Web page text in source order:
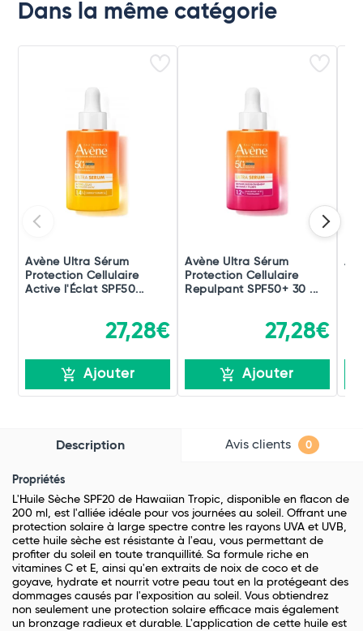
Dans la même catégorie
Avène Ultra Sérum
Protection Cellulaire
Active l'Éclat SPF50...
27,28€
Ajouter
Avène Ultra Sérum
Protection Cellulaire
Repulpant SPF50+ 30 ...
27,28€
Ajouter
Description Avis clients 0
Propriétés
L'Huile Sèche SPF20 de Hawaiian Tropic, disponible en flacon de
200 ml, est l'alliée idéale pour vos journées au soleil. Offrant une
protection solaire à large spectre contre les rayons UVA et UVB,
cette huile sèche est résistante à l'eau, vous permettant de
profiter du soleil en toute tranquillité. Sa formule riche en
vitamines C et E, ainsi qu'en extraits de noix de coco et de
goyave, hydrate et nourrit votre peau tout en la protégeant des
dommages causés par l'exposition au soleil. Vous obtiendrez
non seulement une protection solaire efficace mais également
un bronzage radieux et durable. L'application de cette huile est